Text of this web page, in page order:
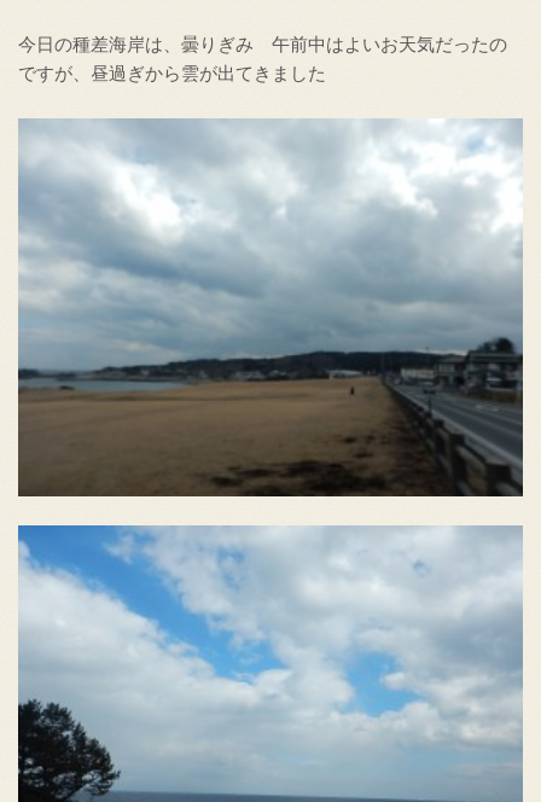
今日の種差海岸は、曇りぎみ 午前中はよいお天気だったの
ですが、昼過ぎから雲が出てきました